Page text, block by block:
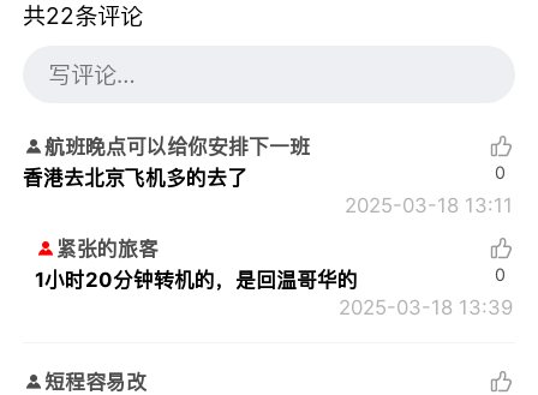
共22条评论
航班晚点可以给你安排下一班
香港去北京飞机多的去了
2025-03-18 13:11
0
紧张的旅客
1小时20分钟转机的，是回温哥华的
2025-03-18 13:39
0
短程容易改